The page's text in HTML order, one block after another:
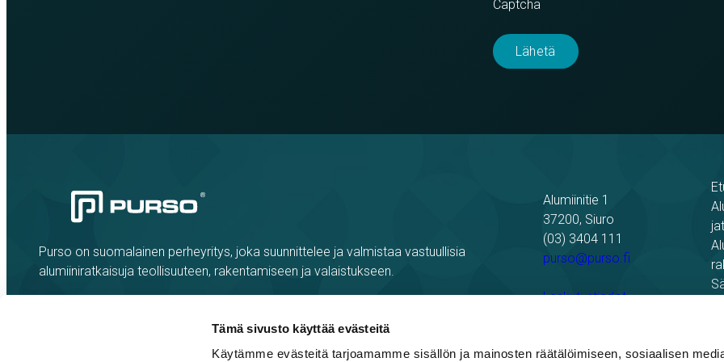
Tämä sivusto käyttää evästeitä
Käytämme evästeitä tarjoamamme sisällön ja mainosten räätälöimiseen, sosiaalisen
Captcha
Purso on suomalainen perheyritys, joka suunnittelee ja valmistaa vastuullisia
alumiiniratkaisuja teollisuuteen, rakentamiseen ja valaistukseen.
Alumiinitie 1
37200, Siuro
(03) 3404 111
purso@purso.fi
Laskutustiedot